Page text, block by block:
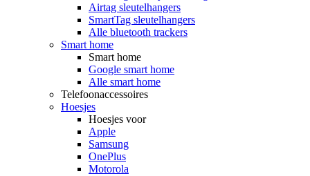
Airtag sleutelhangers
SmartTag sleutelhangers
Alle bluetooth trackers
Smart home
Smart home
Google smart home
Alle smart home
Telefoonaccessoires
Hoesjes
Hoesjes voor
Apple
Samsung
OnePlus
Motorola